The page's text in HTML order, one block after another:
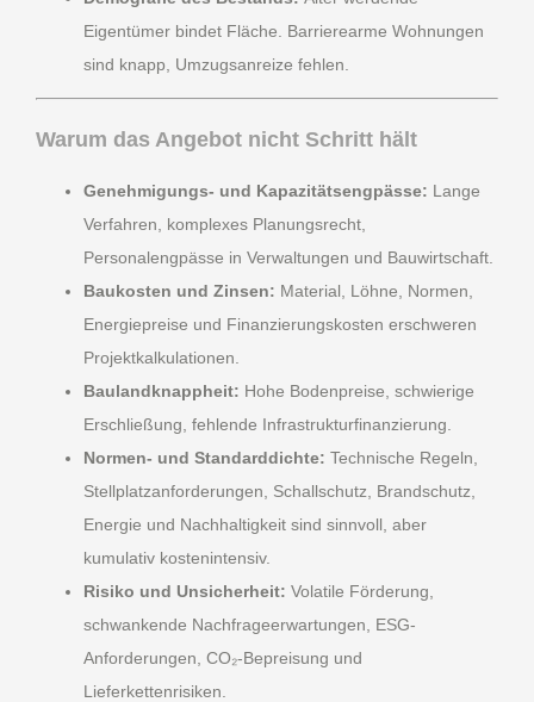
Eigentümer bindet Fläche. Barrierearme Wohnungen
sind knapp, Umzugsanreize fehlen.
Warum das Angebot nicht Schritt hält
Genehmigungs- und Kapazitätsengpässe: Lange
Verfahren, komplexes Planungsrecht,
Personalengpässe in Verwaltungen und Bauwirtschaft.
Baukosten und Zinsen: Material, Löhne, Normen,
Energiepreise und Finanzierungskosten erschweren
Projektkalkulationen.
Baulandknappheit: Hohe Bodenpreise, schwierige
Erschließung, fehlende Infrastrukturfinanzierung.
Normen- und Standarddichte: Technische Regeln,
Stellplatzanforderungen, Schallschutz, Brandschutz,
Energie und Nachhaltigkeit sind sinnvoll, aber
kumulativ kostenintensiv.
Risiko und Unsicherheit: Volatile Förderung,
schwankende Nachfrageerwartungen, ESG-
Anforderungen, CO₂-Bepreisung und
Lieferkettenrisiken.